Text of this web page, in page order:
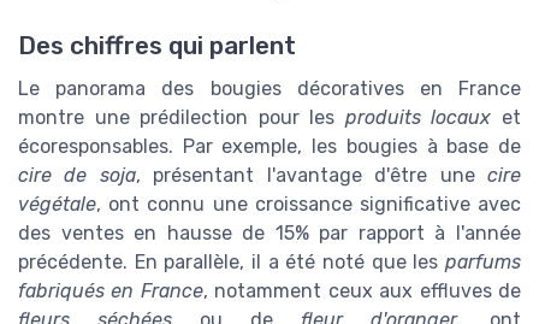
Des chiffres qui parlent
Le panorama des bougies décoratives en France
montre une prédilection pour les produits locaux et
écoresponsables. Par exemple, les bougies à base de
cire de soja, présentant l'avantage d'être unecire
végétale, ont connu une croissance significative avec
des ventes en hausse de 15% par rapport à l'année
précédente. En parallèle, il a été noté que les parfums
fabriqués en France, notamment ceux aux effluves de